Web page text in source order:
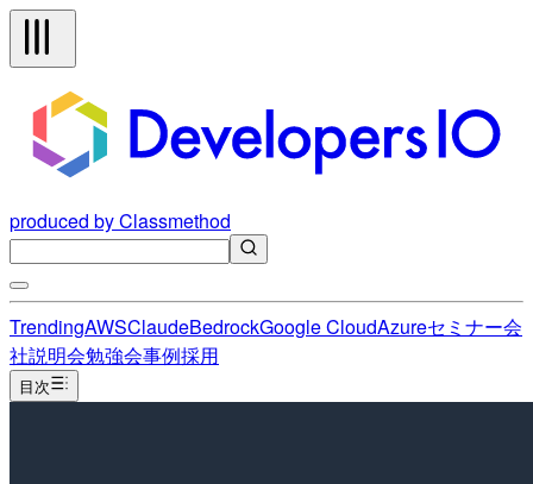
produced by Classmethod
TrendingAWSClaudeBedrockGoogle CloudAzureセミナー会
社説明会勉強会事例採用
目次